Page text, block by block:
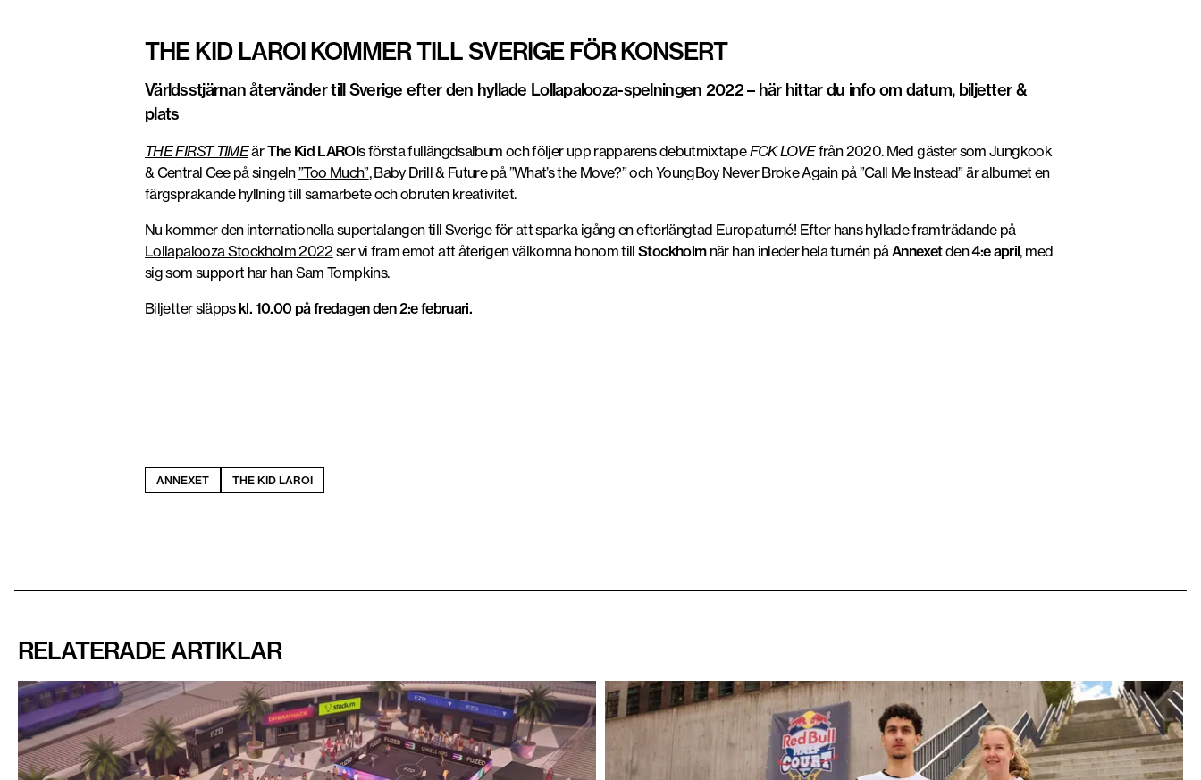
THE KID LAROI KOMMER TILL SVERIGE FÖR KONSERT
Världsstjärnan återvänder till Sverige efter den hyllade Lollapalooza-spelningen 2022 – här hittar du info om datum, biljetter &
plats
THE FIRST TIMEärThe Kid LAROIs första fullängdsalbum och följer upp rapparens debutmixtapeFCK LOVEfrån 2020. Med gäster som Jungkook
& Central Cee på singeln”Too Much”, Baby Drill & Future på ”What’s the Move?” och YoungBoy Never Broke Again på ”Call Me Instead” är albumet en
färgsprakande hyllning till samarbete och obruten kreativitet.
Nu kommer den internationella supertalangen till Sverige för att sparka igång en efterlängtad Europaturné! Efter hans hyllade framträdande på
Lollapalooza Stockholm 2022 ser vi fram emot att återigen välkomna honom tillStockholmnär han inleder hela turnén påAnnexetden4:e april, med
sig som support har han Sam Tompkins.
Biljetter släpps kl. 10.00 på fredagen den 2:e februari.
ANNEXET THE KID LAROI
RELATERADE ARTIKLAR